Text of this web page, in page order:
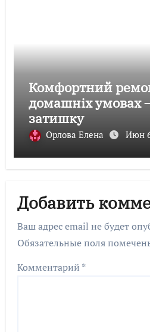
Комфортний
домашніх умовах
затишку
Орлова Елена Июн
Добавить
Ваш адрес email не будет
Обязательные поля
Комментарий *